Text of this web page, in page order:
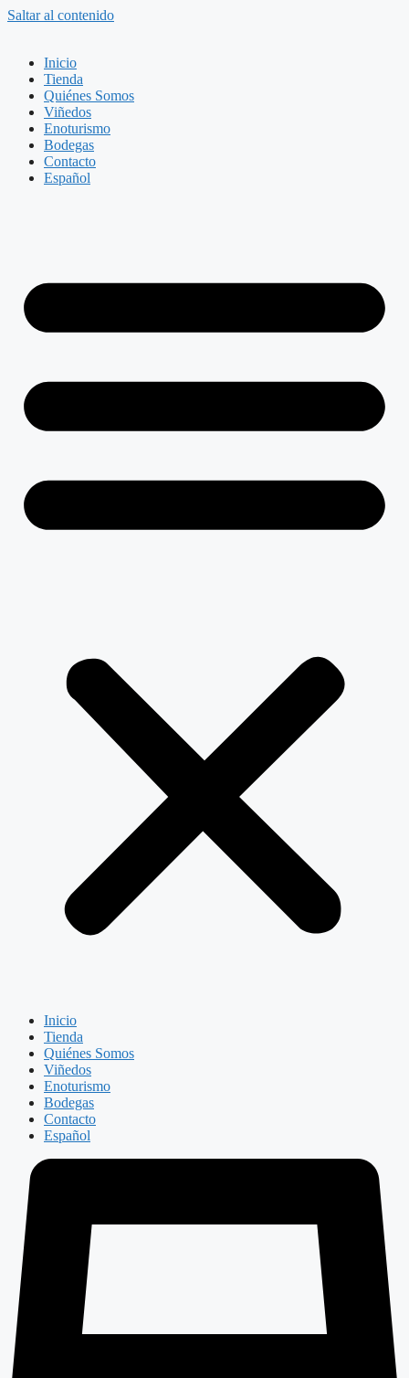
Saltar al contenido
Inicio
Tienda
Quiénes Somos
Viñedos
Enoturismo
Bodegas
Contacto
Español
Inicio
Tienda
Quiénes Somos
Viñedos
Enoturismo
Bodegas
Contacto
Español